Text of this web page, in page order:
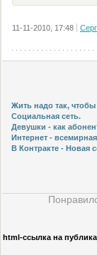
11-11-2010, 17:48
Жить надо так,
Социальная сеть.
Девушки - как
Интернет -
В Контракте - Новая
html-cсылка на